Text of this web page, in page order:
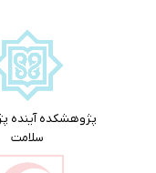
پژوهشکده آینده
سلامت